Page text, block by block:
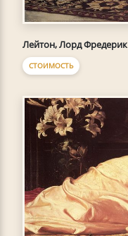
Лейтон, Лорд Фредерик
СТОИМОСТЬ